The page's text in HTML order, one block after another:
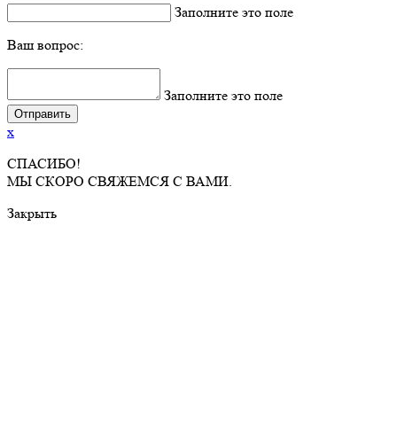
Заполните это поле
Ваш вопрос:
Заполните это поле
x
СПАСИБО!
МЫ СКОРО СВЯЖЕМСЯ С ВАМИ.
Закрыть